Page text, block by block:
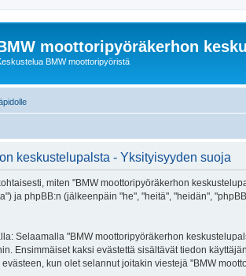
moottoripyöräkerhon
BMW moottoripyöristä
keskustelupalsta - Yksityisyyden suoja
miten "BMW moottoripyöräkerhon
ja phpBB:n (jälkeenpäin "he", "heitä", "heidän",
Selaamalla "BMW moottoripyöräkerhon
Ensimmäiset kaksi evästettä sisältävät tiedon
kun olet selannut joitakin viestejä "BMW